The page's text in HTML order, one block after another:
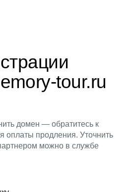
tour.ru
домен — обратитесь к
оплаты продления. Уточнить
можно в службе